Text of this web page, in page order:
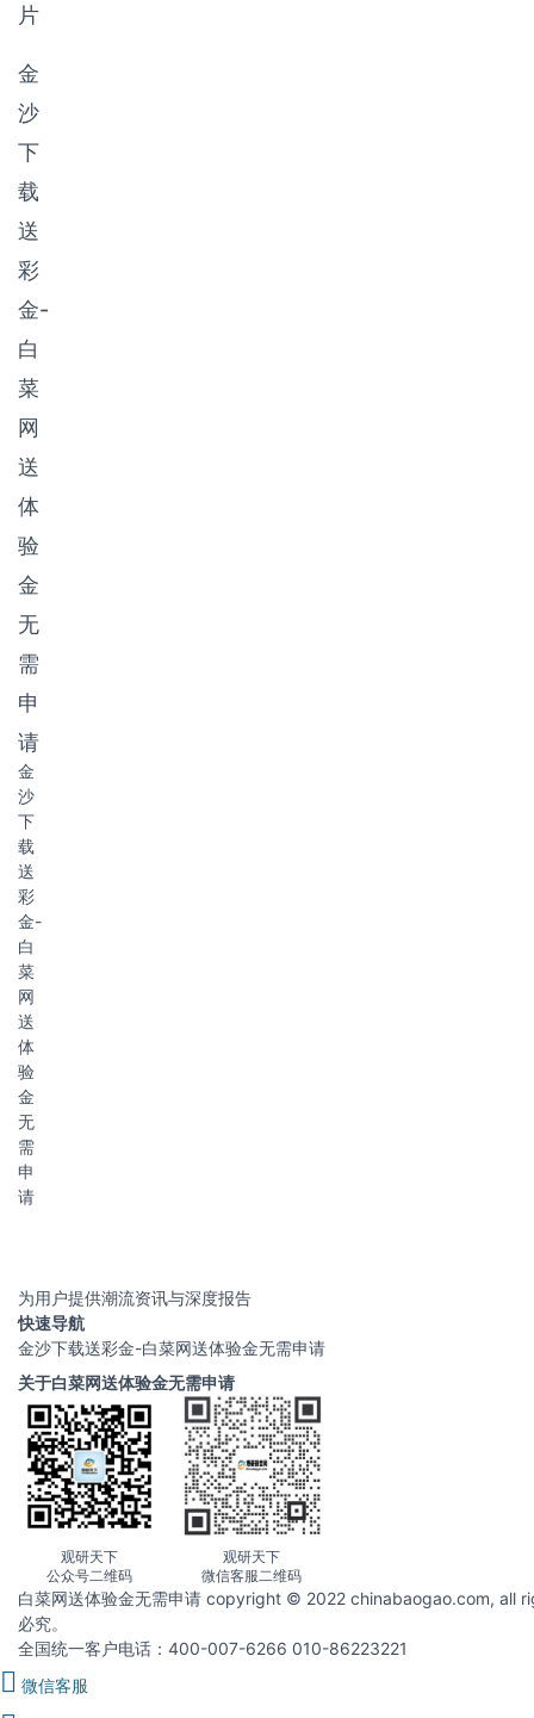
片
金
沙
下
载
送
彩
金-
白
菜
网
送
体
验
金
无
需
申
请
金
沙
下
载
送
彩
金-
白
菜
网
送
体
验
金
无
需
申
请
为用户提供潮流资讯与深度报告
快速导航
金沙下载送彩金-白菜网送体验金无需申请
关于白菜网送体验金无需申请
观研天下
公众号二维码
观研天下
微信客服二维码
白菜网送体验金无需申请 copyright © 2022 chinabaogao.com, all
必究。
全国统一客户电话：400-007-6266 010-86223221
微信客服